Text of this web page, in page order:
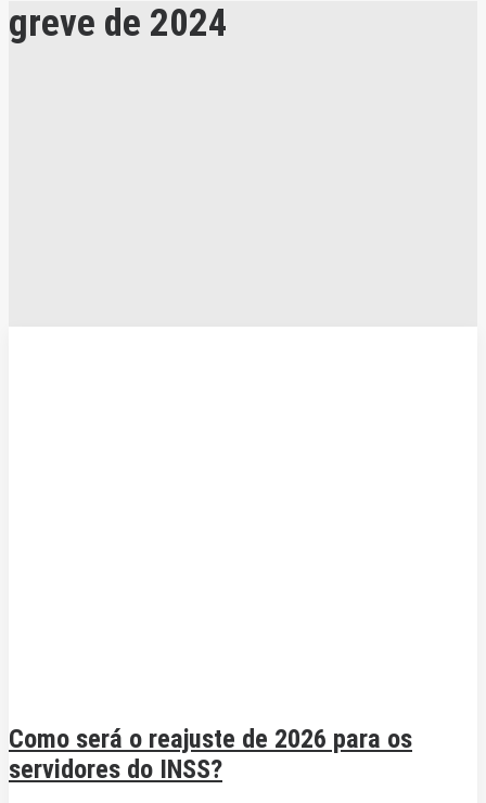
greve de 2024
Como será o reajuste de 2026 para os
servidores do INSS?